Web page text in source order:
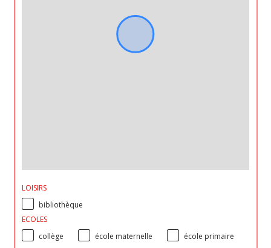
LOISIRS
bibliothèque
ECOLES
collège
école maternelle
école primaire